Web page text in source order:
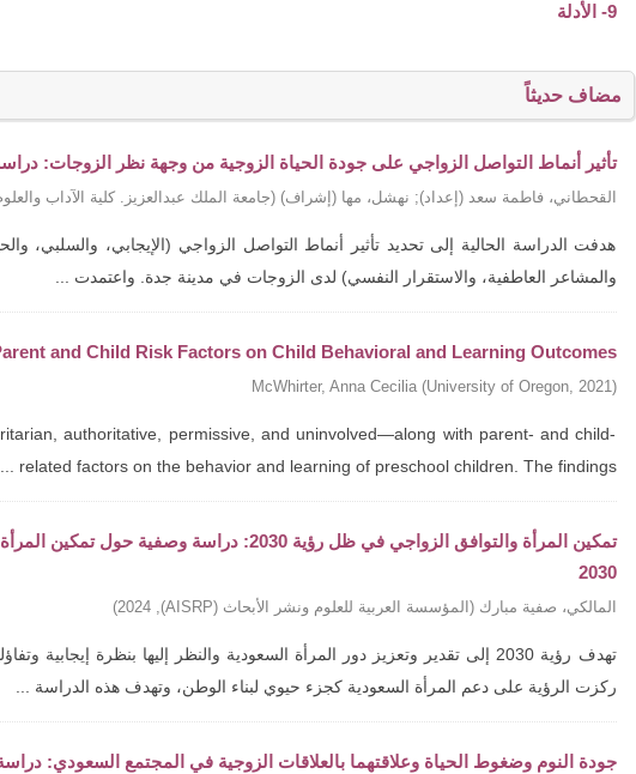
9- الأدلة
مضاف حديثاً
تأثير أنماط التواصل الزواجي على جودة الحياة الزوجية من وجهة نظر الزوجات: دراسة
القحطاني، فاطمة سعد (إعداد); نهشل، مها (إشراف) (جامعة الملك عبدالعزيز. كلية الآداب
هدفت الدراسة الحالية إلى تحديد تأثير أنماط التواصل الزواجي (الإيجابي، والسلبي،
والمشاعر العاطفية، والاستقرار النفسي) لدى الزوجات في مدينة جدة. واعتمدت ...
and Child Risk Factors on Child Behavioral and Learning Outcomes
McWhirter, Anna Cecilia (University of Oregon, 2021)
authoritative, permissive, and uninvolved—along with parent- and child-
related factors on the behavior and learning of preschool children. The findings ...
تمكين المرأة والتوافق الزواجي في ظل رؤية 2030:
2030
المالكي، صفية مبارك ( المؤسسة العربية للعلوم ونشر الأبحاث (AISRP) ,
2024
)
تهدف رؤية 2030 إلى تقدير وتعزيز دور المرأة السعودية والنظر إليها بنظرة
ركزت الرؤية على دعم المرأة السعودية كجزء حيوي لبناء الوطن، وتهدف هذه الدراسة ...
جودة النوم وضغوط الحياة وعلاقتهما بالعلاقات الزوجية في المجتمع السعودي: